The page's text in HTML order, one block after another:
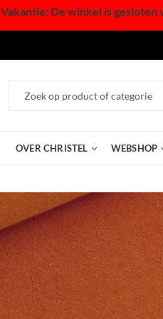
Vakantie: De winkel is gesloten
OVER CHRISTEL WEBSHOP